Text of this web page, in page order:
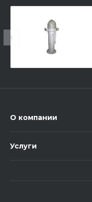
О компании
Услуги